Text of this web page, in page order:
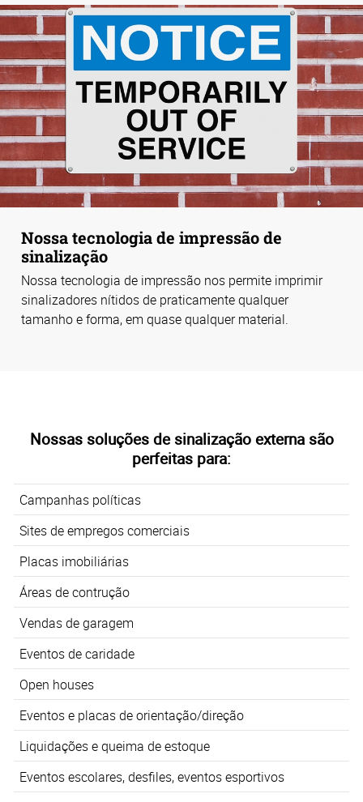
Nossa tecnologia de impressão de
sinalização
Nossa tecnologia de impressão nos permite imprimir
sinalizadores nítidos de praticamente qualquer
tamanho e forma, em quase qualquer material.
Nossas soluções de sinalização externa são
perfeitas para:
Campanhas políticas
Sites de empregos comerciais
Placas imobiliárias
Áreas de contrução
Vendas de garagem
Eventos de caridade
Open houses
Eventos e placas de orientação/direção
Liquidações e queima de estoque
Eventos escolares, desfiles, eventos esportivos